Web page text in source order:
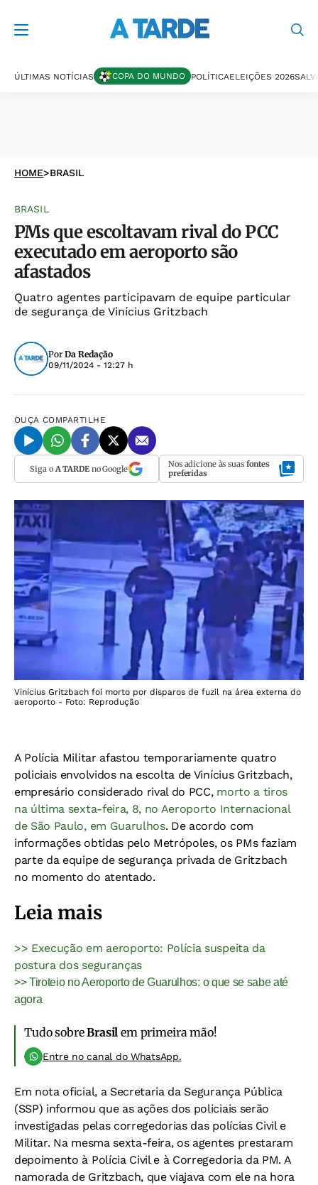
ÚLTIMAS NOTÍCIAS COPA DO MUNDO POLÍTICAELEIÇÕES 2026
HOME>BRASIL
BRASIL
PMs que escoltavam rival do PCC
executado em aeroporto são
afastados
Quatro agentes participavam de equipe particular
de segurança de Vinícius Gritzbach
Por Da Redação
09/11/2024 - 12:27 h
OUÇA COMPARTILHE
Siga o A TARDEno Google Nos adicione às suas fontes
preferidas
Vinícius Gritzbach foi morto por disparos de fuzil na área externa do
aeroporto - Foto: Reprodução
A Polícia Militar afastou temporariamente quatro
policiais envolvidos na escolta de Vinícius Gritzbach,
empresário considerado rival do PCC, morto a tiros
na última sexta-feira, 8, no Aeroporto Internacional
de São Paulo, em Guarulhos. De acordo com
informações obtidas pelo Metrópoles, os PMs faziam
parte da equipe de segurança privada de Gritzbach
no momento do atentado.
Leia mais
>> Execução em aeroporto: Polícia suspeita da
postura dos seguranças
>> Tiroteio no Aeroporto de Guarulhos: o que se sabe até
agora
Tudo sobreBrasil em primeira mão!
Entre no canal do WhatsApp.
Em nota oficial, a Secretaria da Segurança Pública
(SSP) informou que as ações dos policiais serão
investigadas pelas corregedorias das polícias Civil e
Militar. Na mesma sexta-feira, os agentes prestaram
depoimento à Polícia Civil e à Corregedoria da PM. A
namorada de Gritzbach, que viajava com ele na hora